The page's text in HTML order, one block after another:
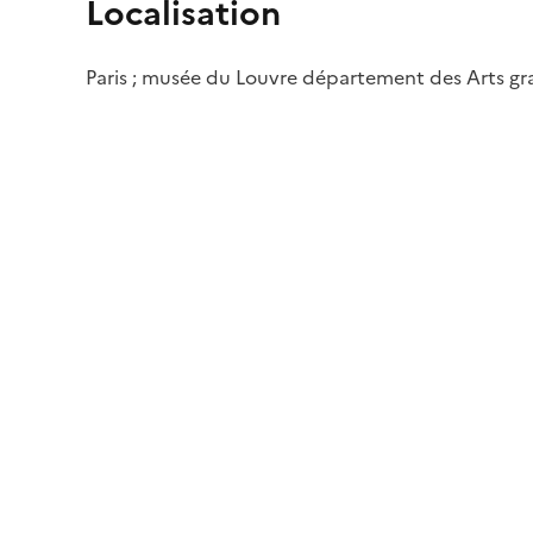
Localisation
Paris ; musée du Louvre département des Arts